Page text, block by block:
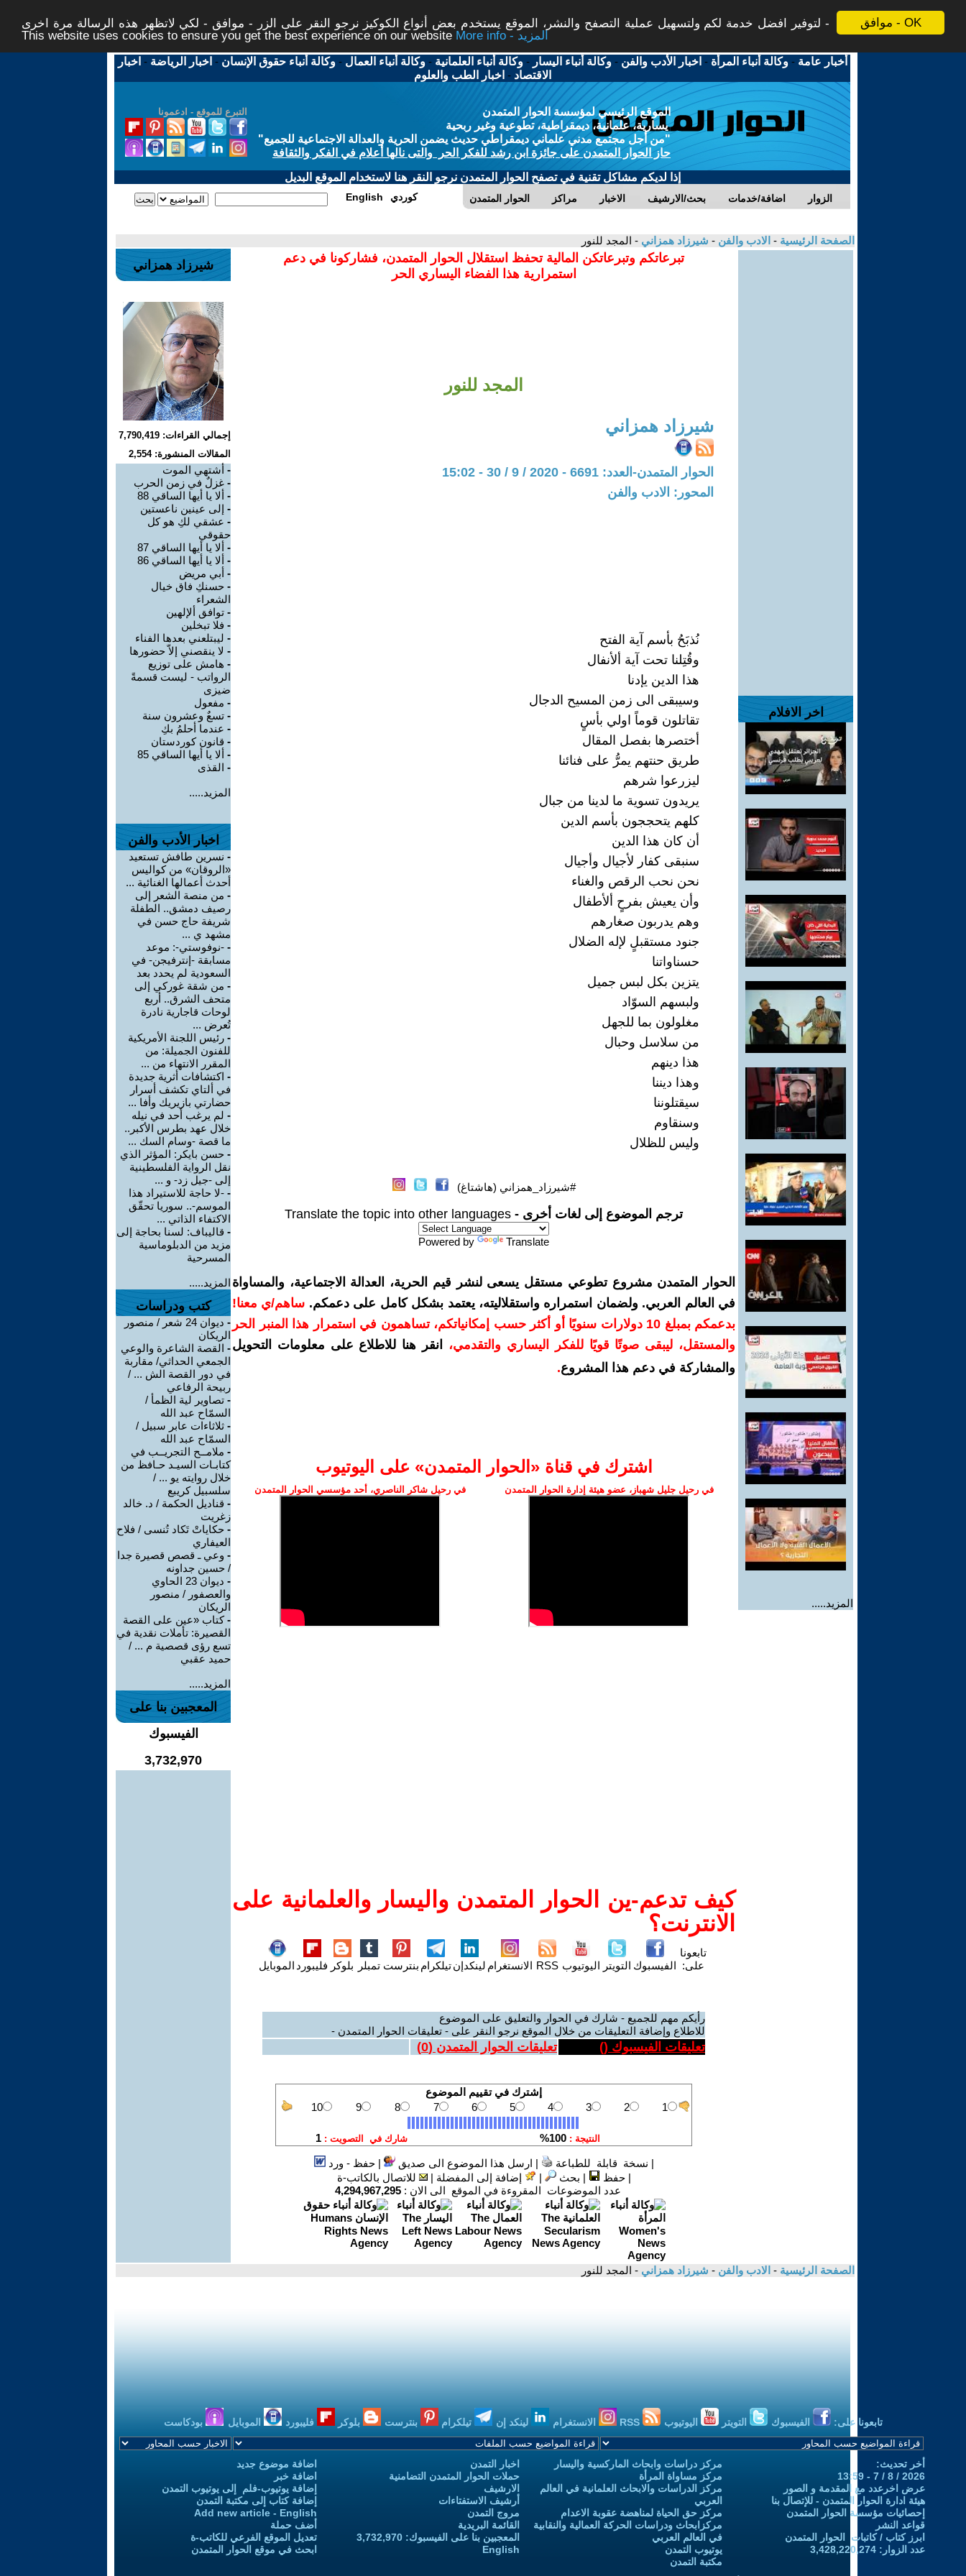
موافق - OK
لتوفير افضل خدمة لكم ولتسهيل عملية التصفح والنشر، الموقع يستخدم بعض أنواع الكوكيز نرجو النقر على الزر - موافق - لكي لاتظهر هذه الرسالة مرة اخرى -
This website uses cookies to ensure you get the best experience on our website
More info - المزيد
أخبار عامة -وكالة أنباء المرأة - اخبار الأدب والفن -وكالة أنباء اليسار -وكالة أنباء العلمانية -وكالة أنباء العمال -وكالة أنباء حقوق الإنسان - اخبار الرياضة - اخبار
الاقتصاد - اخبار الطب والعلوم
التبرع للموقع - ادعمونا
الموقع الرئيسي لمؤسسة الحوار المتمدن
يسارية، علمانية، ديمقراطية، تطوعية وغير ربحية
"من أجل مجتمع مدني علماني ديمقراطي حديث يضمن الحرية والعدالة الاجتماعية للجميع"
حاز الحوار المتمدن على جائزة ابن رشد للفكر الحر والتى نالها أعلام في الفكر والثقافة
إذا لديكم مشاكل تقنية في تصفح الحوار المتمدن نرجو النقر هنا لاستخدام الموقع البديل
الحوار المتمدن مراكز الاخبار بحث/الارشيف اضافة/خدمات الزوار English كوردي
الصفحة الرئيسية - الادب والفن - شيرزاد همزاني - المجد للنور
اخر الافلام
المزيد.....
تبرعاتكم وتبرعاتكن المالية تحفظ استقلال الحوار المتمدن، فشاركونا في دعم
استمرارية هذا الفضاء اليساري الحر
المجد للنور
شيرزاد همزاني
الحوار المتمدن-العدد: 6691 - 2020 / 9 / 30 - 15:02
المحور: الادب والفن
نُذبَحُ بأسم آية الفتح
وقُتِلنا تحت آية ألأنفال
هذا الدين يإدنا
وسيبقى الى زمن المسيح الدجال
تقاتلون قوماً اولي بأسٍ
أختصرها بفصل المقال
طريق حنتهم يمرُّ على فنائنا
ليزرعوا شرهم
يريدون تسوية ما لدينا من جبال
كلهم يتحججون بأسم الدين
أن كان هذا الدين
سنبقى كفار لأجيال وأجيال
نحن نحب الرقص والغناء
وأن يعيش بفرحٍ ألأطفال
وهم يدربون صغارهم
جنود مستقبلٍ لإله الضلال
حسناواتنا
يتزين بكل لبس جميل
ولبسهم السوّاد
مغلولون بما للجهل
من سلاسل وحبال
هذا دينهم
وهذا ديننا
سيقتلوننا
وسنقاوم
وليس للظلال
#شيرزاد_همزاني (هاشتاغ)
ترجم الموضوع إلى لغات أخرى - Translate the topic into other languages
Powered by Translate
الحوار المتمدن مشروع تطوعي مستقل يسعى لنشر قيم الحرية، العدالة الاجتماعية، والمساواة
في العالم العربي. ولضمان استمراره واستقلاليته، يعتمد بشكل كامل على دعمكم. ساهم/ي معنا!
بدعمكم بمبلغ 10 دولارات سنويًا أو أكثر حسب إمكانياتكم، تساهمون في استمرار هذا المنبر الحر
والمستقل، ليبقى صوتًا قويًا للفكر اليساري والتقدمي،
انقر هنا للاطلاع على معلومات التحويل
والمشاركة في دعم هذا المشروع.
اشترك في قناة ‫«الحوار المتمدن» على اليوتيوب
في رحيل جليل شهباز، عضو هيئة إدارة الحوار المتمدن في رحيل شاكر الناصري، أحد مؤسسي الحوار المتمدن
كيف تدعم-ين الحوار المتمدن واليسار والعلمانية على
الانترنت؟
تابعونا
على: الفيسبوك التويتر اليوتيوب RSS الانستغرام لينكدإنتيلكرام بنترست تمبلر بلوكر فليبورد الموبايل
رأيكم مهم للجميع - شارك في الحوار والتعليق على الموضوع
للاطلاع وإضافة التعليقات من خلال الموقع نرجو النقر على - تعليقات الحوار المتمدن -
تعليقات الفيسبوك () تعليقات الحوار المتمدن (0
)
| نسخة قابلة للطباعة | ارسل هذا الموضوع الى صديق |حفظ - ورد
|حفظ | بحث | إضافة إلى المفضلة |
للاتصال بالكاتب-ة
عدد الموضوعات المقروءة في الموقع الى الان : 4,294,967,295
شيرزاد همزاني
إجمالي القراءات: 7,790,419
المقالات المنشورة: 2,554
- أشتهي الموت
- غزلٌ في زمن الحرب
- ألا يا أيها الساقي 88
- إلى عينين ناعستين
- عشقي لكِ هو كل
حقوقي
- ألا يا أيها الساقي 87
- ألا يا أيها الساقي 86
- أبي مريض
- حسنكِ فاق خيال
الشعراء
- توافق ألإلهين
- فلا تبخلين
- ليبتلعني بعدها الفناء
- لا ينقصني إلاّ حضورها
- هامش على توزيع
الرواتب - ليست قسمةً
ضيزى
- مفعول
- تسعٌ وعشرون سنة
- عندما أحلمُ بكِ
- قانون كوردستان
- ألا يا أيها الساقي 85
- القذى
المزيد.....
اخبار الأدب والفن
- نسرين طافش تستعيد
«الروقان» من كواليس
أحدث أعمالها الغنائية ...
- من منصة الشعر إلى
رصيف دمشق.. الطفلة
شريفة حاج حسن في
مشهد ي ...
- -نوفوستي-: موعد
مسابقة -إنترفيجن- في
السعودية لم يحدد بعد
- من شقة غوركي إلى
متحف الشرق.. أربع
لوحات قاجارية نادرة
تُعرض ...
- رئيس اللجنة الأمريكية
للفنون الجميلة: من
المقرر الانتهاء من ...
- اكتشافات أثرية جديدة
في ألتاي تكشف أسرار
حضارتي بازيريك وأفا ...
- لم يرغب أحد في نيله
خلال عهد بطرس الأكبر..
ما قصة -وسام السك ...
- حسن بايكر: المؤثر الذي
نقل الرواية الفلسطينية
إلى -جيل زد- و ...
- -لا حاجة للاستيراد هذا
الموسم-.. سوريا تحقّق
الاكتفاء الذاتي ...
- قاليباف: لسنا بحاجة إلى
مزيد من الدبلوماسية
المسرحية
المزيد.....
كتب ودراسات
-
ديوان 24 شعر / منصور
الريكان
- القصة الشاعرة والوعي
الجمعي الحداثي/ مقاربة
في دور القصة الش ... /
ربيحة الرفاعي
- تصاوير لية الظمأ /
السمّاح عبد الله
- ثلاثاءات عابر سبيل /
السمّاح عبد الله
- ملامــح التجريــب في
كتابـات السيـد حـافظ من
خلال روايته يو ... /
سلسبيل كريبع
- قناديل الحكمة / د. خالد
زغريت
- حكاياتْ تَكاد تُنسى / فلاح
العيفاري
- وعي ـ قصص قصيرة جدا
/ حسين جداونه
-
ديوان 23 الحاوي
والعصفور / منصور
الريكان
-كتاب «عين على القصة
القصيرة: تأملات نقدية في
تسع رؤى قصصية م ... /
حميد عقبي
المزيد.....
المعجبين بنا على
الفيسبوك
3,732,970
الصفحة الرئيسية - الادب والفن - شيرزاد همزاني - المجد للنور
تابعونا على: الفيسبوك التويتر اليوتيوب الانستغرام لينكد إن تيلكرام بنترست بلوكر فليبورد الموبايل بودكاست
أخر تحديث:
2026 / 8 / 7 - 13:59
عرض اخرعدد مع المقدمة و الصور
هيئة ادارة الحوار المتمدن - للإتصال بنا
إحصائيات مؤسسة الحوار المتمدن
قواعد النشر
ابرز كتاب / كاتبات الحوار المتمدن
عدد الزوار: 3,428,220,274
مركز دراسات وابحاث الماركسية واليسار
مركز مساواة المرأة
مركز الدراسات والابحاث العلمانية في العالم
العربي
مركز حق الحياة لمناهضة عقوبة الاعدام
مركزابحاث ودراسات الحركة العمالية والنقابية
في العالم العربي
يوتيوب التمدن
مكتبة التمدن
اخبار التمدن
حملات الحوار المتمدن التضامنية
الارشيف
أرشيف الاستفتاءات
مروج التمدن
القائمة البريدية
المعجبين بنا على الفيسبوك: 3,732,970
English
اضافة موضوع جديد
اضافة خبر
إضافة يوتيوب-فلم إلى يوتيوب التمدن
إضافة كتاب إلى مكتبة التمدن
Add new article - English
أضف حملة
تعديل الموقع الفرعي للكاتب-ة
ابحث في موقع الحوار المتمدن